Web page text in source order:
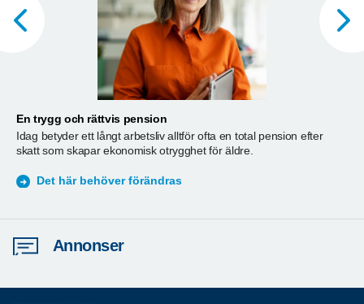
En trygg och rättvis pension
Idag betyder ett långt arbetsliv alltför ofta en total pension efter
skatt som skapar ekonomisk otrygghet för äldre.
Det här behöver förändras
Annonser